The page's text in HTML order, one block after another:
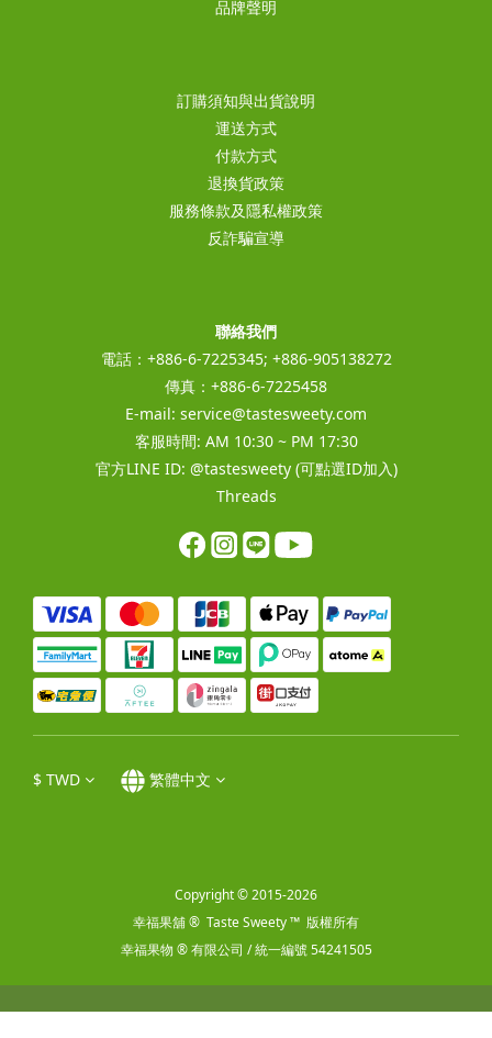
品牌聲明
訂購須知與出貨說明
運送方式
付款方式
退換貨政策
服務條款及隱私權政策
反詐騙宣導
聯絡我們
電話：+886-6-7225345; +886-905138272
傳真：+886-6-7225458
E-mail: service@tastesweety.com
客服時間: AM 10:30 ~ PM 17:30
官方LINE ID: @tastesweety(可點選ID加入)
Threads
$ TWD 繁體中文
Copyright © 2015-2026
幸福果舖 ® Taste Sweety ™ 版權所有
幸福果物 ® 有限公司 / 統一編號 54241505